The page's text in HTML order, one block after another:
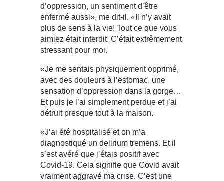
d’oppression, un sentiment d’être
enfermé aussi», me dit-il. «Il n’y avait
plus de sens à la vie! Tout ce que vous
aimiez était interdit. C’était extrêmement
stressant pour moi.
«Je me sentais physiquement opprimé,
avec des douleurs à l’estomac, une
sensation d’oppression dans la gorge…
Et puis je l’ai simplement perdue et j’ai
détruit presque tout à la maison.
«J’ai été hospitalisé et on m’a
diagnostiqué un delirium tremens. Et il
s’est avéré que j’étais positif avec
Covid-19. Cela signifie que Covid avait
vraiment aggravé ma crise. C’est une